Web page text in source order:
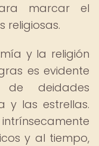
marcar el
religiosas.
y la religión
es evidente
de deidades
y las estrellas.
y al tiempo,